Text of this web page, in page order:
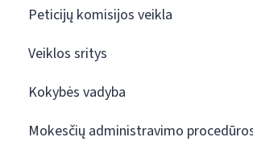
Peticijų komisijos veikla
Veiklos sritys
Kokybės vadyba
Mokesčių administravimo